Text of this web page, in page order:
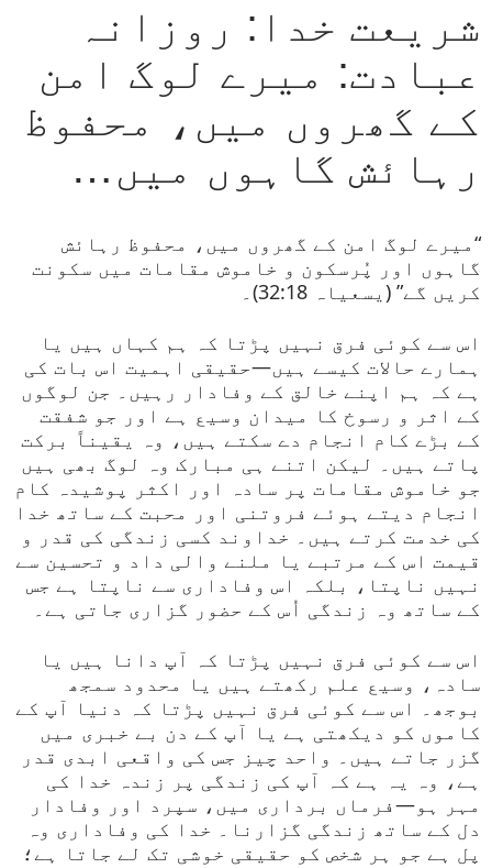
شریعت خدا: روزانہ
عبادت: میرے لوگ امن
کے گھروں میں، محفوظ
رہائش گاہوں میں…
“میرے لوگ امن کے گھروں میں، محفوظ رہائش
گاہوں اور پُرسکون و خاموش مقامات میں سکونت
کریں گے” (یسعیاہ 32:18)۔
اس سے کوئی فرق نہیں پڑتا کہ ہم کہاں ہیں یا
ہمارے حالات کیسے ہیں—حقیقی اہمیت اس بات کی
ہے کہ ہم اپنے خالق کے وفادار رہیں۔ جن لوگوں
کے اثر و رسوخ کا میدان وسیع ہے اور جو شفقت
کے بڑے کام انجام دے سکتے ہیں، وہ یقیناً برکت
پاتے ہیں۔ لیکن اتنے ہی مبارک وہ لوگ بھی ہیں
جو خاموش مقامات پر سادہ اور اکثر پوشیدہ کام
انجام دیتے ہوئے فروتنی اور محبت کے ساتھ خدا
کی خدمت کرتے ہیں۔ خداوند کسی زندگی کی قدر و
قیمت اس کے مرتبے یا ملنے والی داد و تحسین سے
نہیں ناپتا، بلکہ اس وفاداری سے ناپتا ہے جس
کے ساتھ وہ زندگی اُس کے حضور گزاری جاتی ہے۔
اس سے کوئی فرق نہیں پڑتا کہ آپ دانا ہیں یا
سادہ، وسیع علم رکھتے ہیں یا محدود سمجھ
بوجھ۔ اس سے کوئی فرق نہیں پڑتا کہ دنیا آپ کے
کاموں کو دیکھتی ہے یا آپ کے دن بے خبری میں
گزر جاتے ہیں۔ واحد چیز جس کی واقعی ابدی قدر
ہے، وہ یہ ہے کہ آپ کی زندگی پر زندہ خدا کی
مہر ہو—فرماں برداری میں، سپرد اور وفادار
دل کے ساتھ زندگی گزارنا۔ خدا کی وفاداری وہ
پل ہے جو ہر شخص کو حقیقی خوشی تک لے جاتا ہے؛